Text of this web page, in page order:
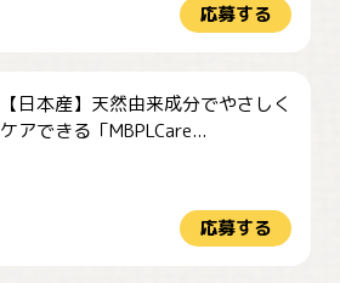
応募する
【日本産】天然由来成分でやさしく
ケアできる「MBPLCare...
応募する